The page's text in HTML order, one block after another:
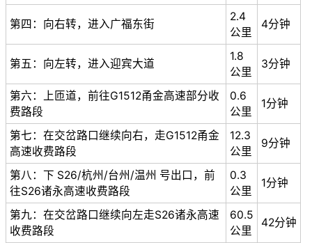
第四：向右转，进入广福东街
2.4
公里
4分钟
第五：向左转，进入迎宾大道
1.8
公里
3分钟
第六：上匝道，前往G1512甬金高速部分收
费路段
0.6
公里
1分钟
第七：在交岔路口继续向右，走G1512甬金
高速收费路段
12.3
公里
9分钟
第八：下 S26/杭州/台州/温州 号出口，前
往S26诸永高速收费路段
0.3
公里
1分钟
第九：在交岔路口继续向左走S26诸永高速
收费路段
60.5
公里
42分钟